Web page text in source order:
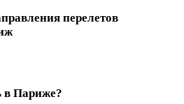
перелетов
в Париже?